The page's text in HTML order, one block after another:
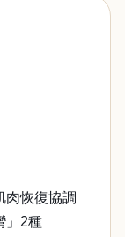
肉恢復協調
」2種